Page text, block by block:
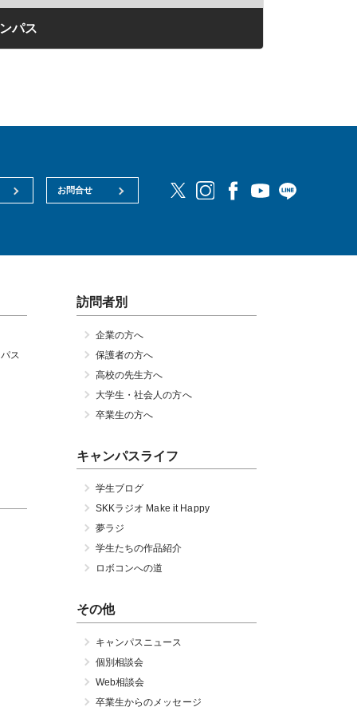
パス
お問合せ
ス
訪問者別
企業の方へ
保護者の方へ
高校の先生方へ
大学生・社会人の方へ
卒業生の方へ
キャンパスライフ
学生ブログ
SKKラジオ Make it Happy
夢ラジ
学生たちの作品紹介
ロボコンへの道
その他
キャンパスニュース
個別相談会
Web相談会
卒業生からのメッセージ